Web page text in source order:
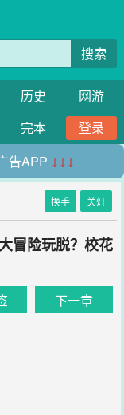
搜索
历史
网游
完本
登录
告APP ↓↓↓
换手 关灯
冒险玩脱？校花
下一章